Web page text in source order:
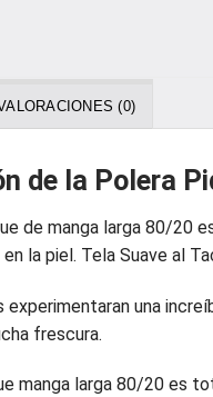
(0)
de la Polera
de manga larga 80/20
la piel. Tela Suave al
experimentaran una
frescura.
manga larga 80/20 es